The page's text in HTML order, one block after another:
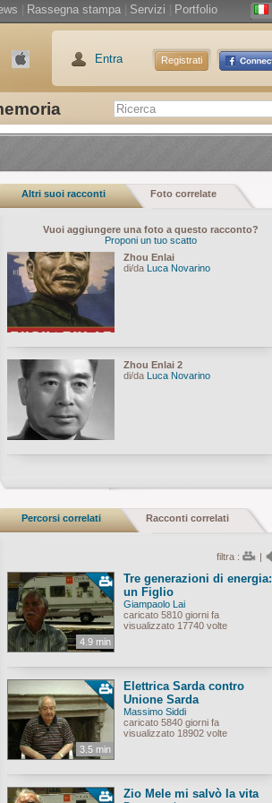
Rassegna stampa Servizi Portfolio
Entra Registrati
Altri suoi racconti Foto correlate
Vuoi aggiungere una foto a questo racconto?
Proponi un tuo scatto
Zhou Enlai
di/da Luca Novarino
Zhou Enlai 2
di/da Luca Novarino
Percorsi correlati Racconti correlati
filtra : |
4.9 min
Tre generazioni di energia:
un Figlio
Giampaolo Lai
caricato 5810 giorni fa
visualizzato 17740 volte
3.5 min
Elettrica Sarda contro
Unione Sarda
Massimo Siddi
caricato 5840 giorni fa
visualizzato 18902 volte
Zio Mele mi salvò la vita